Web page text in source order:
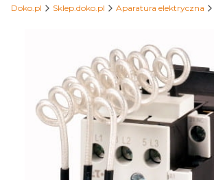
Doko.pl Sklep.doko.pl Aparatura elektryczna